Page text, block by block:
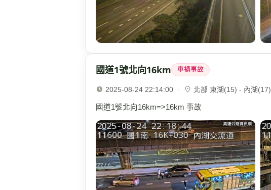
國道1號北向16km 車禍事故
2025-08-24 22:14:00 · 北部 東湖(15) - 內湖(17)
國道1號北向16km=>16km 事故